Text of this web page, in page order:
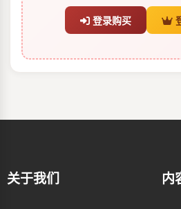
登录购买
关于我们 内